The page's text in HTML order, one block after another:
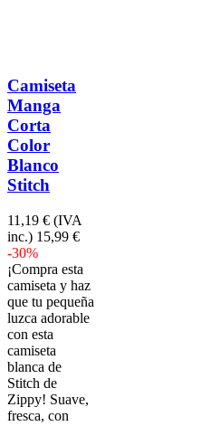
Camiseta
Manga
Corta
Color
Blanco
Stitch
11,19 € (IVA
inc.) 15,99 €
-30%
¡Compra esta
camiseta y haz
que tu pequeña
luzca adorable
con esta
camiseta
blanca de
Stitch de
Zippy! Suave,
fresca, con